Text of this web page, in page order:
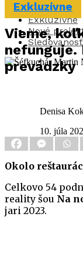
Aktuality
Exkluzívne
Nové
Sledovanosť
Exkluzívne
Vieme,
prevádzky
Denisa
10. júla
Okolo
Celkovo 54
reality šou Na
jari 2023.